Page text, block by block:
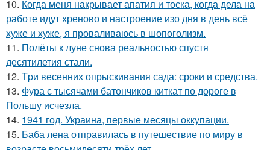
10. Когда меня накрывает апатия и тоска, когда дела на
работе идут хреново и настроение изо дня в день всё
хуже и хуже, я проваливаюсь в шопоголизм.
11. Полёты к луне снова реальностью спустя
десятилетия стали.
12. Tpи весенних опрыскивания сада: сроки и средства.
13. Фура с тысячами батончиков киткат по дороге в
Польшу исчезла.
14. 1941 год. Украина, первые месяцы оккупации.
15. Баба лена отправилась в путешествие по миру в